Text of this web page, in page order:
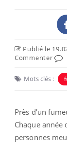
Publié le
Commenter
Mots clés :
Près d’un
Chaque année
personnes